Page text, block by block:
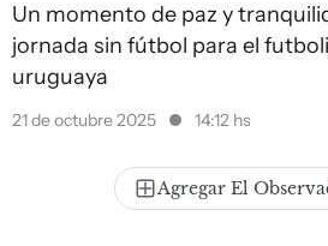
Un momento de paz y
jornada sin fútbol para el
uruguaya
21 de octubre 2025 14:12 hs
Agregar El